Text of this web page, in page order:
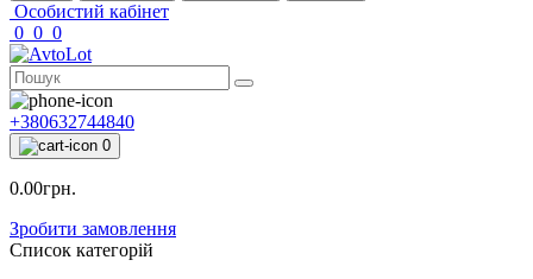
Особистий кабінет
0 0 0
+380632744840
0
0.00грн.
Зробити замовлення
Список категорій